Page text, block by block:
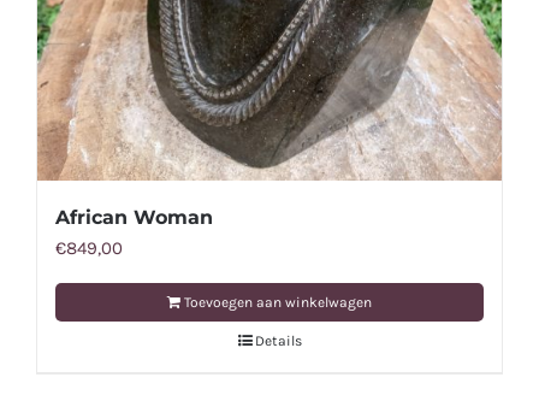
African Woman
€849,00
Toevoegen aan winkelwagen
Details